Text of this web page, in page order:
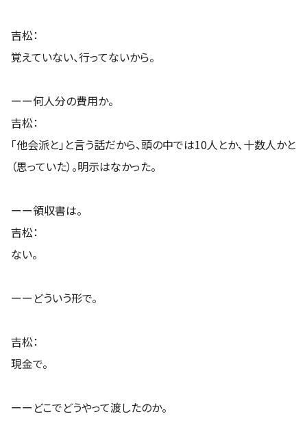
吉松：
覚えていない、行ってないから。
ーー何人分の費用か。
吉松：
「他会派と」と言う話だから、頭の中では10人とか、十数人かと
（思っていた）。明示はなかった。
ーー領収書は。
吉松：
ない。
ーーどういう形で。
吉松：
現金で。
ーーどこでどうやって渡したのか。